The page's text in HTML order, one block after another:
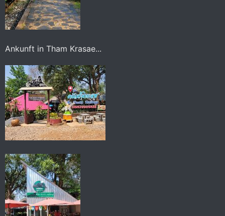
Ankunft in Tham Krasae...